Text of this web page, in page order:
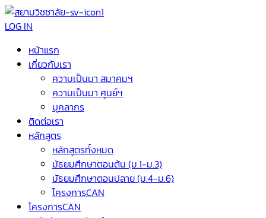
LOG IN
หน้าแรก
เกี่ยวกับเรา
ความเป็นมา สมาคมฯ
ความเป็นมา ศูนย์ฯ
บุคลากร
ติดต่อเรา
หลักสูตร
หลักสูตรทั้งหมด
มัธยมศึกษาตอนต้น (ม.1-ม.3)
มัธยมศึกษาตอนปลาย (ม.4-ม.6)
โครงการCAN
โครงการCAN